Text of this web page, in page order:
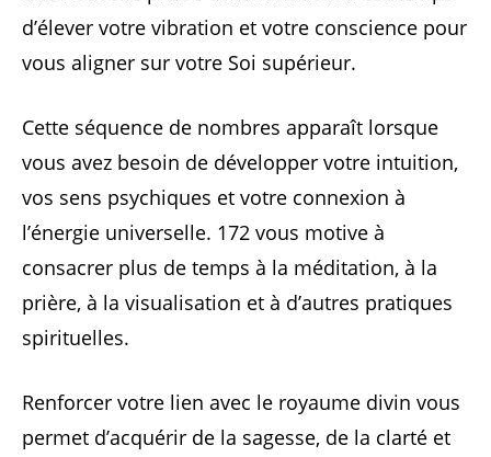
d’élever votre vibration et votre conscience pour
vous aligner sur votre Soi supérieur.
Cette séquence de nombres apparaît lorsque
vous avez besoin de développer votre intuition,
vos sens psychiques et votre connexion à
l’énergie universelle. 172 vous motive à
consacrer plus de temps à la méditation, à la
prière, à la visualisation et à d’autres pratiques
spirituelles.
Renforcer votre lien avec le royaume divin vous
permet d’acquérir de la sagesse, de la clarté et